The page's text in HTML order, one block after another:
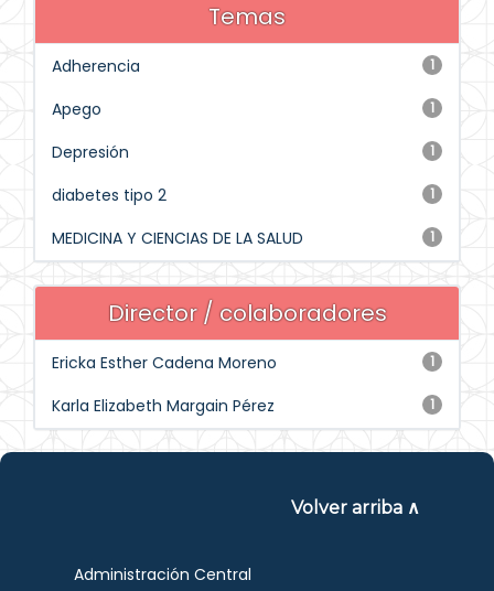
Temas
1
Adherencia
1
Apego
1
Depresión
1
diabetes tipo 2
1
MEDICINA Y CIENCIAS DE LA SALUD
Director / colaboradores
1
Ericka Esther Cadena Moreno
1
Karla Elizabeth Margain Pérez
Volver arriba ∧
Administración Central